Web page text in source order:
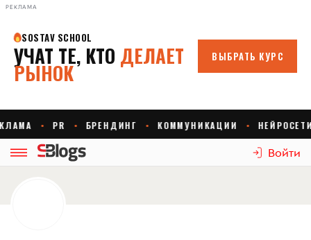
РЕКЛАМА
Войти